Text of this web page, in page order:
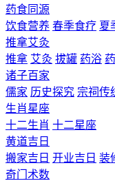
药食同源
饮食营养 春季食疗 夏
推拿艾灸
推拿 艾灸 拔罐 药浴
诸子百家
儒家 历史探究 宗祠传
生肖星座
十二生肖 十二星座
黄道吉日
搬家吉日 开业吉日 装
奇门术数